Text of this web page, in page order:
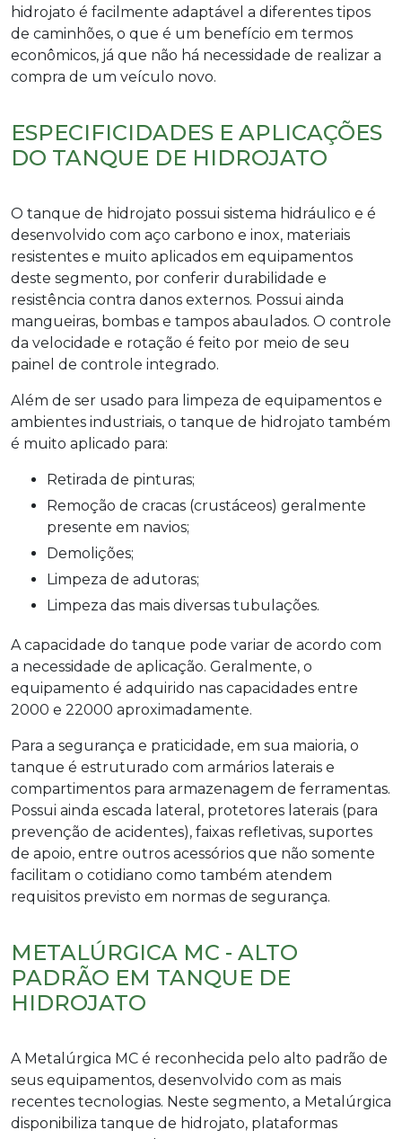
hidrojato é facilmente adaptável a diferentes tipos
de caminhões, o que é um benefício em termos
econômicos, já que não há necessidade de realizar a
compra de um veículo novo.
ESPECIFICIDADES E APLICAÇÕES
DO TANQUE DE HIDROJATO
O tanque de hidrojato possui sistema hidráulico e é
desenvolvido com aço carbono e inox, materiais
resistentes e muito aplicados em equipamentos
deste segmento, por conferir durabilidade e
resistência contra danos externos. Possui ainda
mangueiras, bombas e tampos abaulados. O controle
da velocidade e rotação é feito por meio de seu
painel de controle integrado.
Além de ser usado para limpeza de equipamentos e
ambientes industriais, o tanque de hidrojato também
é muito aplicado para:
Retirada de pinturas;
Remoção de cracas (crustáceos) geralmente
presente em navios;
Demolições;
Limpeza de adutoras;
Limpeza das mais diversas tubulações.
A capacidade do tanque pode variar de acordo com
a necessidade de aplicação. Geralmente, o
equipamento é adquirido nas capacidades entre
2000 e 22000 aproximadamente.
Para a segurança e praticidade, em sua maioria, o
tanque é estruturado com armários laterais e
compartimentos para armazenagem de ferramentas.
Possui ainda escada lateral, protetores laterais (para
prevenção de acidentes), faixas refletivas, suportes
de apoio, entre outros acessórios que não somente
facilitam o cotidiano como também atendem
requisitos previsto em normas de segurança.
METALÚRGICA MC - ALTO
PADRÃO EM TANQUE DE
HIDROJATO
A Metalúrgica MC é reconhecida pelo alto padrão de
seus equipamentos, desenvolvido com as mais
recentes tecnologias. Neste segmento, a Metalúrgica
disponibiliza tanque de hidrojato, plataformas